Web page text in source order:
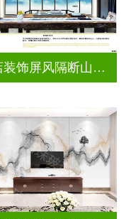
酒店装饰屏风隔断山水画玻璃